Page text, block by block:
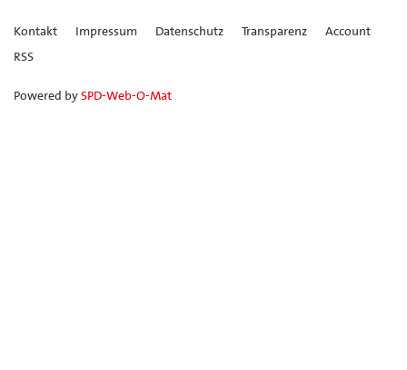
Kontakt Impressum Datenschutz Transparenz
Account
RSS
Powered bySPD-Web-O-Mat